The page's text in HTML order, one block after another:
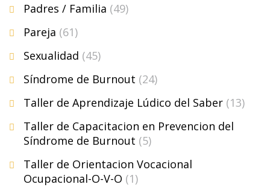
Padres / Familia (49)
Pareja (61)
Sexualidad (45)
Síndrome de Burnout (24)
Taller de Aprendizaje Lúdico del Saber (13)
Taller de Capacitacion en Prevencion del
Síndrome de Burnout (5)
Taller de Orientacion Vocacional
Ocupacional-O-V-O (1)